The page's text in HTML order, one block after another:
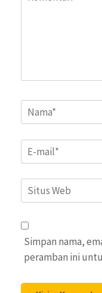
Name*
Email*
Situs
Web
Simpan nama,
peramban ini